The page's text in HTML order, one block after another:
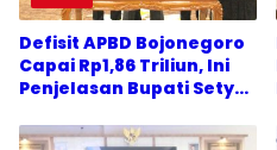
Defisit APBD Bojonegoro
Capai Rp1,86 Triliun, Ini
Penjelasan Bupati Setyo